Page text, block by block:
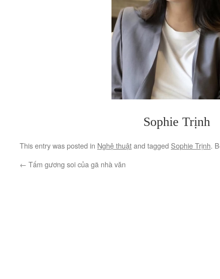
Sophie Trịnh
This entry was posted in Nghệ thuậtand tagged Sophie Trịnh.
← Tấm gương soi của gã nhà văn